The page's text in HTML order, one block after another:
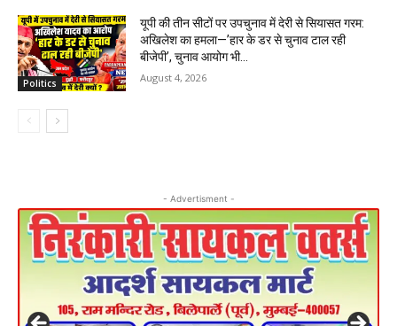
Politics
यूपी की तीन सीटों पर उपचुनाव में देरी से सियासत गरम:
अखिलेश का हमला—’हार के डर से चुनाव टाल रही
बीजेपी’, चुनाव आयोग भी...
August 4, 2026
- Advertisment -